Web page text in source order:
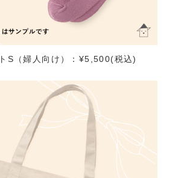
S（婦人向け）：¥5,500(税込)